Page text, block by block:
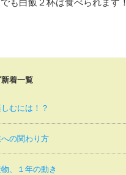
も白飯２杯は食べられます！
着一覧
むには！？
の関わり方
、１年の動き